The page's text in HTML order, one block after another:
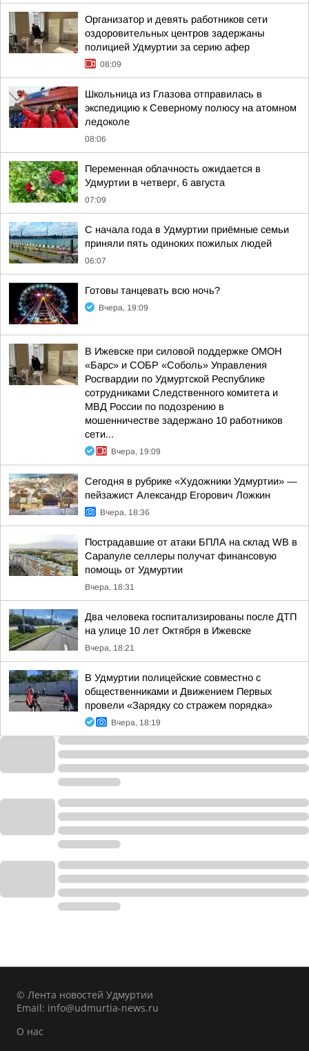
Организатор и девять работников сети
оздоровительных центров задержаны
полицией Удмуртии за серию афер
08:09
Школьница из Глазова отправилась в
экспедицию к Северному полюсу на атомном
ледоколе
08:06
Переменная облачность ожидается в
Удмуртии в четверг, 6 августа
07:09
С начала года в Удмуртии приёмные семьи
приняли пять одиноких пожилых людей
06:07
Готовы танцевать всю ночь?
Вчера, 19:09
В Ижевске при силовой поддержке ОМОН
«Барс» и СОБР «Соболь» Управления
Росгвардии по Удмуртской Республике
сотрудниками Следственного комитета и
МВД России по подозрению в
мошенничестве задержано 10 работников
сети...
Вчера, 19:09
Сегодня в рубрике «Художники Удмуртии» —
пейзажист Александр Егорович Ложкин
Вчера, 18:36
Пострадавшие от атаки БПЛА на склад WB в
Сарапуле селлеры получат финансовую
помощь от Удмуртии
Вчера, 18:31
Два человека госпитализированы после ДТП
на улице 10 лет Октября в Ижевске
Вчера, 18:21
В Удмуртии полицейские совместно с
общественниками и Движением Первых
провели «Зарядку со стражем порядка»
Вчера, 18:19
© Лента новостей Удмуртии
Email: info@udmurtia-news.ru
О нас